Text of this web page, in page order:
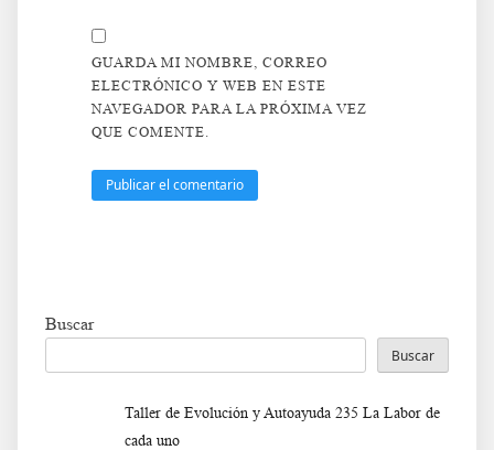
GUARDA MI NOMBRE, CORREO
ELECTRÓNICO Y WEB EN ESTE
NAVEGADOR PARA LA PRÓXIMA VEZ
QUE COMENTE.
Buscar
Buscar
Taller de Evolución y Autoayuda 235 La Labor de
cada uno